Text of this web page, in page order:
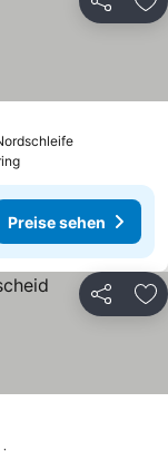
Teilen
Preise sehen
Teilen